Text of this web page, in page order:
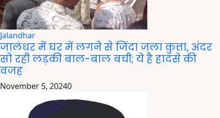
Jalandhar
जालंधर में घर में लगने से जिंदा जला कुत्ता, अंदर
सो रही लड़की बाल-बाल बची; ये है हादसे की
वजह
November 5, 20240